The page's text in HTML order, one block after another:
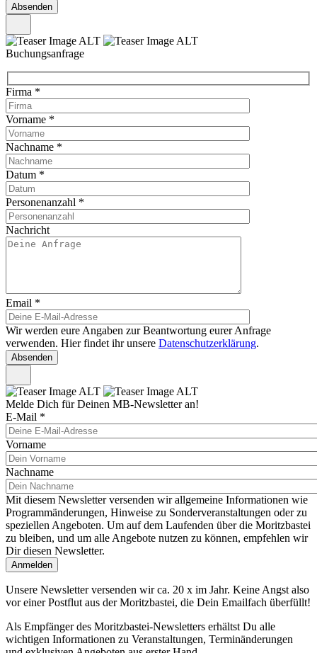
Buchungsanfrage
Firma *
Vorname *
Nachname *
Datum *
Personenanzahl *
Nachricht
Email *
Wir werden eure Angaben zur Beantwortung eurer Anfrage
verwenden. Hier findet ihr unsere Datenschutzerklärung.
Melde Dich für Deinen MB-Newsletter an!
E-Mail *
Vorname
Nachname
Mit diesem Newsletter versenden wir allgemeine Informationen wie
Programmänderungen, Hinweise zu Sonderveranstaltungen oder zu
speziellen Angeboten. Um auf dem Laufenden über die Moritzbastei
zu bleiben, und um alle Angebote nutzen zu können, empfehlen wir
Dir diesen Newsletter.
Unsere Newsletter versenden wir ca. 20 x im Jahr. Keine Angst also
vor einer Postflut aus der Moritzbastei, die Dein Emailfach überfüllt!
Als Empfänger des Moritzbastei-Newsletters erhältst Du alle
wichtigen Informationen zu Veranstaltungen, Terminänderungen